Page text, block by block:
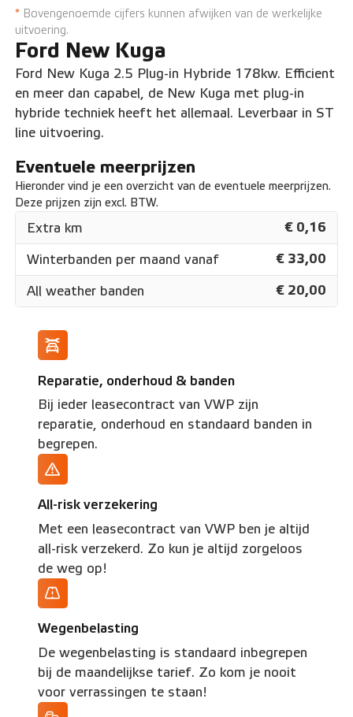
* Bovengenoemde cijfers kunnen afwijken van de werkelijke
uitvoering.
Ford New Kuga
Ford New Kuga 2.5 Plug-in Hybride 178kw. Efficient
en meer dan capabel, de New Kuga met plug-in
hybride techniek heeft het allemaal. Leverbaar in ST
line uitvoering.
Eventuele meerprijzen
Hieronder vind je een overzicht van de eventuele meerprijzen.
Deze prijzen zijn excl. BTW.
Extra km € 0,16
Winterbanden per maand vanaf € 33,00
All weather banden € 20,00
Reparatie, onderhoud & banden
Bij ieder leasecontract van VWP zijn
reparatie, onderhoud en standaard banden in
begrepen.
All-risk verzekering
Met een leasecontract van VWP ben je altijd
all-risk verzekerd. Zo kun je altijd zorgeloos
de weg op!
Wegenbelasting
De wegenbelasting is standaard inbegrepen
bij de maandelijkse tarief. Zo kom je nooit
voor verrassingen te staan!